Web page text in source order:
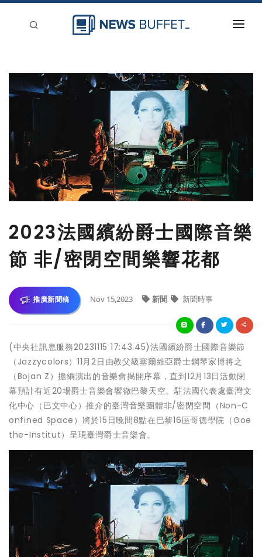
新聞稿分類
2023法國繽紛爵士國際音樂
節 非/密閉空間樂響花都
推廣新聞稿 Nov 15,2023 新聞 新聞時事
(中央社訊息服務20231115 17:43:45)法國繽紛爵士國際音樂節
（Jazzycolors）11月2日由教父級塞爾維亞爵士鋼琴家博將之
（Bojan Z）擔綱演出的音樂會揭開序幕，直到12月13日活動閉
幕預計有近20場爵士音樂會響徹巴黎天空。駐法國代表處臺灣文
化中心（巴文中心）推介的臺灣音樂團體非/密閉空間（Non-C
onfined Space）將於15日晚間8點在巴黎16區哥德學院（Goe
the-Institut）呈現臺灣爵士音樂會。